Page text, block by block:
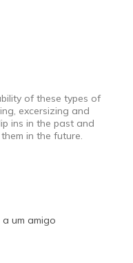
of these types of
excersizing and
ins in the past and
in the future.
um amigo